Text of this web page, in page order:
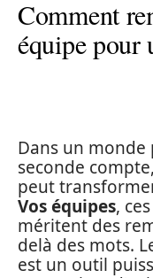
Comment
équipe pour
Dans un
seconde compte,
peut
Vos équipes,
méritent des
delà des mots.
est un outil